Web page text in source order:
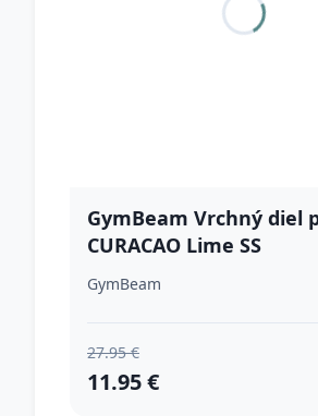
GymBeam Vrchný diel
CURACAO Lime SS
GymBeam
27.95 €
11.95 €